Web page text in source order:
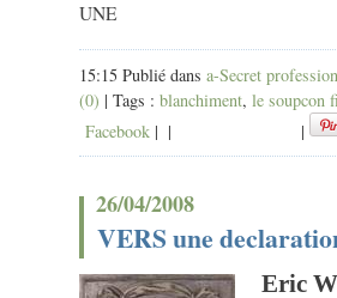
UNE
15:15 Publié dans a-Secret
(0) | Tags : blanchiment, le soupcon
Facebook | | |
26/04/2008
VERS une
Eric